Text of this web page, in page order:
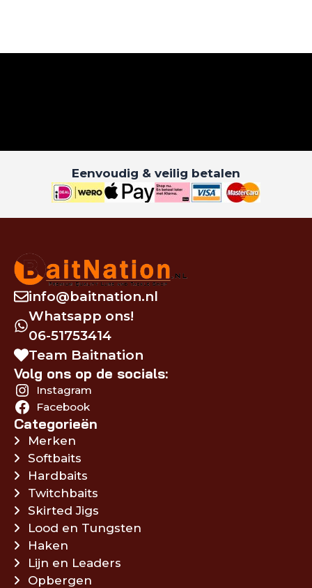
Eenvoudig & veilig betalen
info@baitnation.nl
Whatsapp ons!
06-51753414
Team Baitnation
Volg ons op de socials:
Instagram
Facebook
Categorieën
Merken
Softbaits
Hardbaits
Twitchbaits
Skirted Jigs
Lood en Tungsten
Haken
Lijn en Leaders
Opbergen